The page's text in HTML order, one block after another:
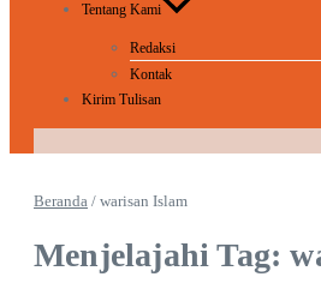
Tentang Kami
Redaksi
Kontak
Kirim Tulisan
Beranda / warisan Islam
Menjelajahi Tag: